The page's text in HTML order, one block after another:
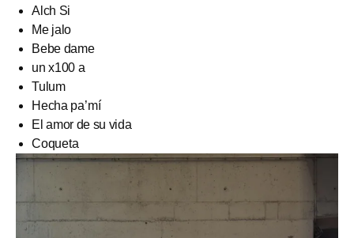
Alch Si
Me jalo
Bebe dame
un x100 a
Tulum
Hecha pa’mí
El amor de su vida
Coqueta